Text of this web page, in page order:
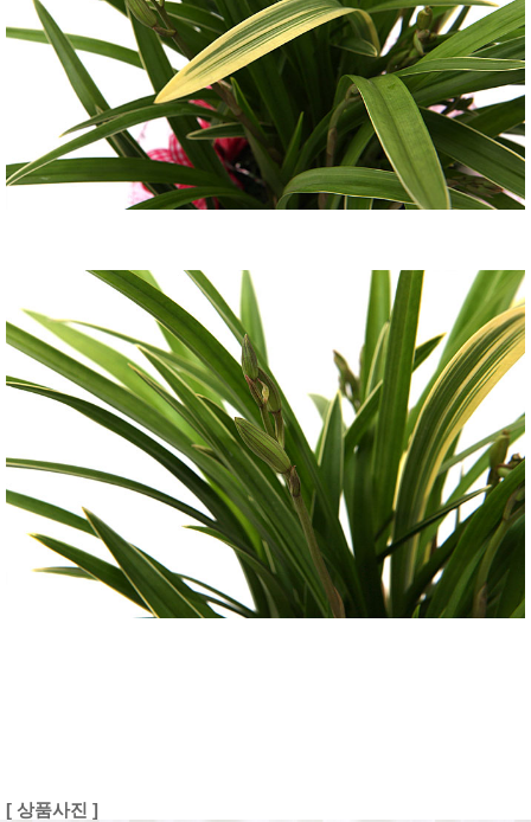
[ 상품사진 ]